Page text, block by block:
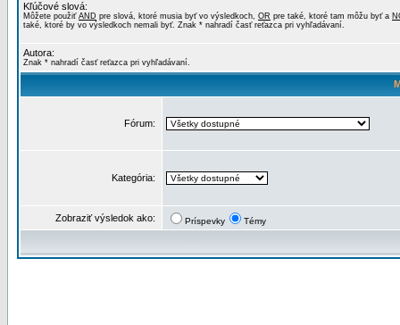
Kľúčové slová:
Môžete použiť AND pre slová, ktoré musia byť vo výsledkoch, OR pre také, ktoré tam môžu byť a
také, ktoré by vo výsledkoch nemali byť. Znak * nahradí časť reťazca pri vyhľadávaní.
Autora:
Znak * nahradí časť reťazca pri vyhľadávaní.
Fórum:
Kategória:
Zobraziť výsledok ako: Príspevky Témy